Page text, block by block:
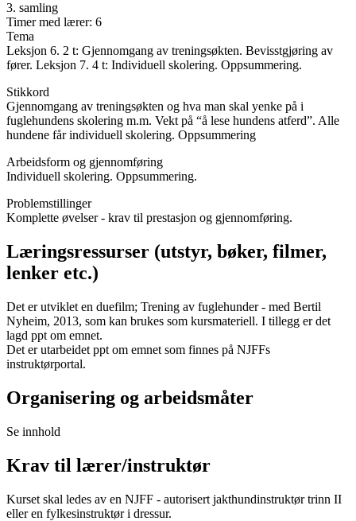
3. samling
Timer med lærer: 6
Tema
Leksjon 6. 2 t: Gjennomgang av treningsøkten. Bevisstgjøring av
fører. Leksjon 7. 4 t: Individuell skolering. Oppsummering.
Stikkord
Gjennomgang av treningsøkten og hva man skal yenke på i
fuglehundens skolering m.m. Vekt på “å lese hundens atferd”. Alle
hundene får individuell skolering. Oppsummering
Arbeidsform og gjennomføring
Individuell skolering. Oppsummering.
Problemstillinger
Komplette øvelser - krav til prestasjon og gjennomføring.
Læringsressurser (utstyr, bøker, filmer,
lenker etc.)
Det er utviklet en duefilm; Trening av fuglehunder - med Bertil
Nyheim, 2013, som kan brukes som kursmateriell. I tillegg er det
lagd ppt om emnet.
Det er utarbeidet ppt om emnet som finnes på NJFFs
instruktørportal.
Organisering og arbeidsmåter
Se innhold
Krav til lærer/instruktør
Kurset skal ledes av en NJFF - autorisert jakthundinstruktør trinn II
eller en fylkesinstruktør i dressur.